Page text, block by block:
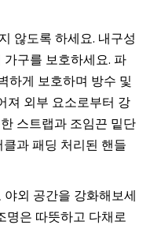
않도록 하세요. 내구성
구를 보호하세요. 파
하게 보호하며 방수 및
져 외부 요소로부터 강
스트랩과 조임끈 밑단
과 패딩 처리된 핸들
외 공간을 강화해보세
명은 따뜻하고 다채로